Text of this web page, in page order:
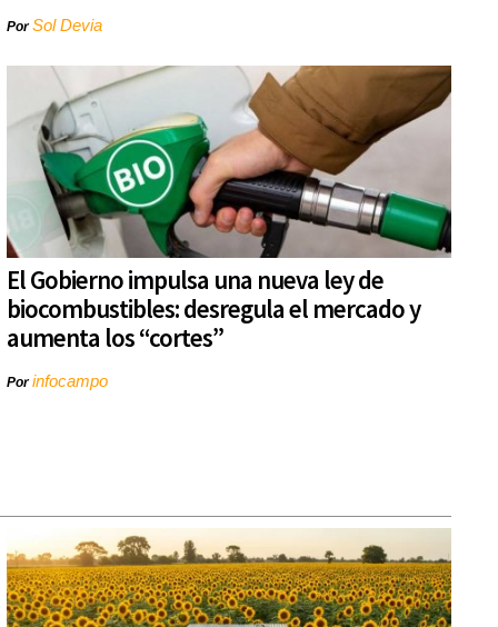
PorSol Devia
El Gobierno impulsa una nueva ley de
biocombustibles: desregula el mercado y
aumenta los “cortes”
Porinfocampo